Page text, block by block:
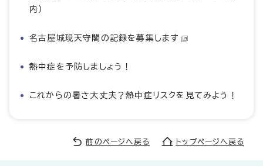
内）
名古屋城現天守閣の記録を募集します
熱中症を予防しましょう！
これからの暑さ大丈夫？熱中症リスクを見てみよう！
前のページへ戻る トップページへ戻る